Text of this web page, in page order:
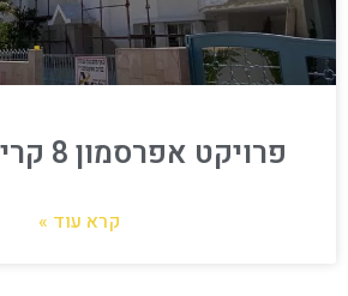
פרויקט אפרסמון 8 קריית ביאליק
קרא עוד »